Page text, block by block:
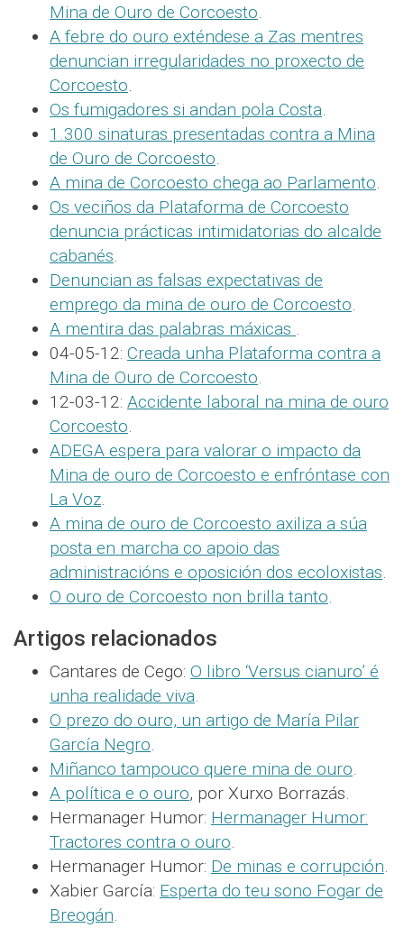
Mina de Ouro de Corcoesto.
A febre do ouro exténdese a Zas mentres
denuncian irregularidades no proxecto de
Corcoesto.
Os fumigadores si andan pola Costa.
1.300 sinaturas presentadas contra a Mina
de Ouro de Corcoesto.
A mina de Corcoesto chega ao Parlamento.
Os veciños da Plataforma de Corcoesto
denuncia prácticas intimidatorias do alcalde
cabanés.
Denuncian as falsas expectativas de
emprego da mina de ouro de Corcoesto.
A mentira das palabras máxicas .
04-05-12: Creada unha Plataforma contra a
Mina de Ouro de Corcoesto.
12-03-12: Accidente laboral na mina de ouro
Corcoesto.
ADEGA espera para valorar o impacto da
Mina de ouro de Corcoesto e enfróntase con
La Voz.
A mina de ouro de Corcoesto axiliza a súa
posta en marcha co apoio das
administracións e oposición dos ecoloxistas.
O ouro de Corcoesto non brilla tanto.
Artigos relacionados
Cantares de Cego: O libro ‘Versus cianuro’ é
unha realidade viva.
O prezo do ouro, un artigo de María Pilar
García Negro.
Miñanco tampouco quere mina de ouro.
A política e o ouro, por Xurxo Borrazás.
Hermanager Humor: Hermanager Humor:
Tractores contra o ouro.
Hermanager Humor: De minas e corrupción.
Xabier García: Esperta do teu sono Fogar de
Breogán.